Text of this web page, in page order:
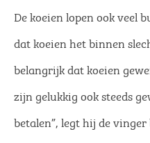
De koeien lopen ook veel
dat koeien het binnen
belangrijk dat koeien
zijn gelukkig ook steeds
betalen”, legt hij de